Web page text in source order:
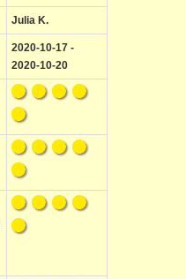
Julia K.
2020-10-17 -
2020-10-20